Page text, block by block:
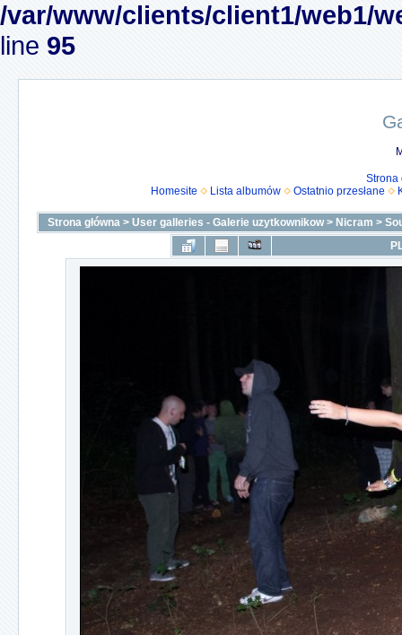
/var/www/clients/client1/web1/
line 95
Strona
Homesite
Lista albumów Ostatnio przesłane
Strona główna > User galleries - Galerie uzytkownikow> Nicram >